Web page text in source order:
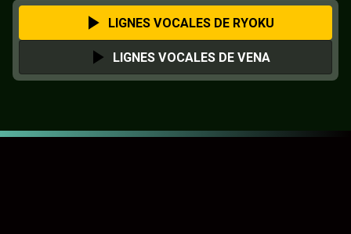
LIGNES VOCALES DE RYOKU
LIGNES VOCALES DE VENA